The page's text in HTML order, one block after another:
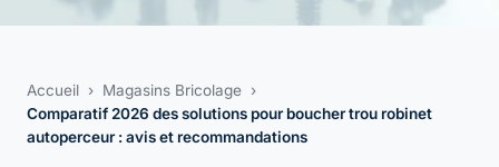
Accueil › Magasins Bricolage ›
Comparatif 2026 des solutions pour boucher trou robinet
autoperceur : avis et recommandations